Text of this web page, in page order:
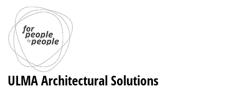
ULMA Architectural Solutions